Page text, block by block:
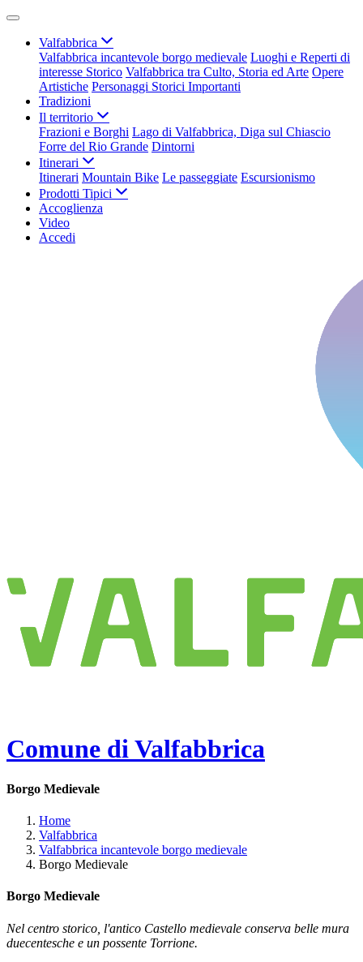
Valfabbrica
Valfabbrica incantevole borgo medievale Luoghi e Reperti di
interesse Storico Valfabbrica tra Culto, Storia ed Arte Opere
Artistiche Personaggi Storici Importanti
Tradizioni
Il territorio
Frazioni e Borghi Lago di Valfabbrica, Diga sul Chiascio
Forre del Rio Grande Dintorni
Itinerari
Itinerari Mountain Bike Le passeggiate Escursionismo
Prodotti Tipici
Accoglienza
Video
Accedi
Comune di Valfabbrica
Borgo Medievale
Home
Valfabbrica
Valfabbrica incantevole borgo medievale
Borgo Medievale
Borgo Medievale
Nel centro storico, l'antico Castello medievale conserva belle mura
duecentesche e un possente Torrione.